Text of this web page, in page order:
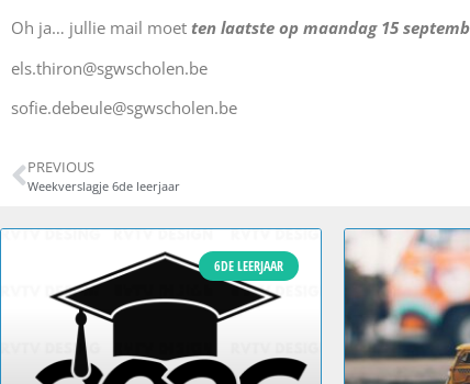
Oh ja… jullie mail moet ten laatste op maandag 15
els.thiron@sgwscholen.be
sofie.debeule@sgwscholen.be
PREVIOUS
Weekverslagje 6de leerjaar
6DE LEERJAAR